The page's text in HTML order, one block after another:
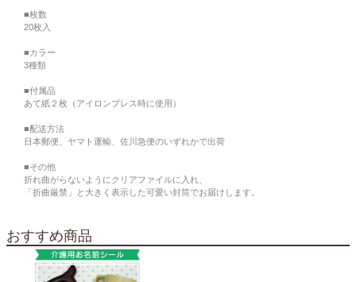
■枚数
20枚入
■カラー
3種類
■付属品
あて紙２枚（アイロンプレス時に使用）
■配送方法
日本郵便、ヤマト運輸、佐川急便のいずれかで出荷
■その他
折れ曲がらないようにクリアファイルに入れ、
「折曲厳禁」と大きく表示した可愛い封筒でお届けします。
おすすめ商品